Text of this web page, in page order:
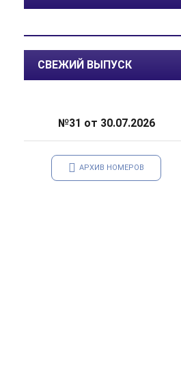
05.08.2026 Происшествия
05.08.2026 Спорт
Два «золота» первенства России
СВЕЖИЙ ВЫПУСК
№31 от 30.07.2026
АРХИВ НОМЕРОВ